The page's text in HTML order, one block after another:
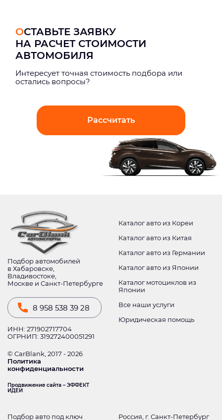
ОСТАВЬТЕ ЗАЯВКУ
НА РАСЧЕТ СТОИМОСТИ
АВТОМОБИЛЯ
Интерeсует точная стоимость подбора или
остались вопросы?
Рассчитать
Подбор автомобилей
в Хабаровске,
Владивостоке,
Москве и Санкт-Петербурге
8 958 538 39 28
ИНН: 271902717704
ОГРНИП: 319272400051291
© CarBlank, 2017 - 2026
Политика
конфиденциальности
Продвижение сайта – ЭФФЕКТ
ИДЕИ
Каталог авто из Кореи
Каталог авто из Китая
Каталог авто из Германии
Каталог авто из Японии
Каталог мотоциклов из
Японии
Все наши услуги
Юридическая помощь
Подбор авто под ключ Россия, г. Санкт-Петербург